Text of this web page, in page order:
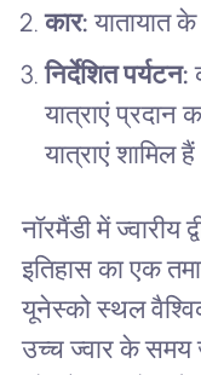
कार: यातायात
निर्देशित पर्यटन:
यात्राएं प्रदान
यात्राएं शामिल
नॉरमैंडी में
इतिहास का एक
यूनेस्को स्थल
उच्च ज्वार के समय